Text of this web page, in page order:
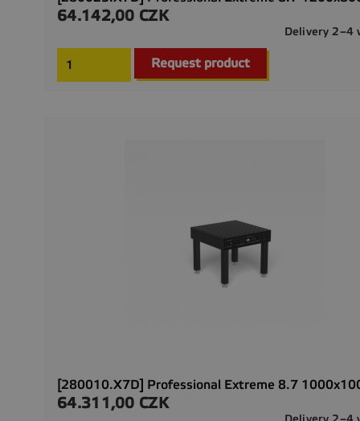
Precio
64.142,00 CZK
Delivery 2–4
Request product
[280010.X7D] Professional Extreme 8.7
Precio
64.311,00 CZK